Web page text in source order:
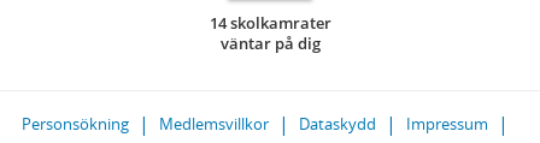
14 skolkamrater
väntar på dig
Personsökning Medlemsvillkor Dataskydd
Impressum